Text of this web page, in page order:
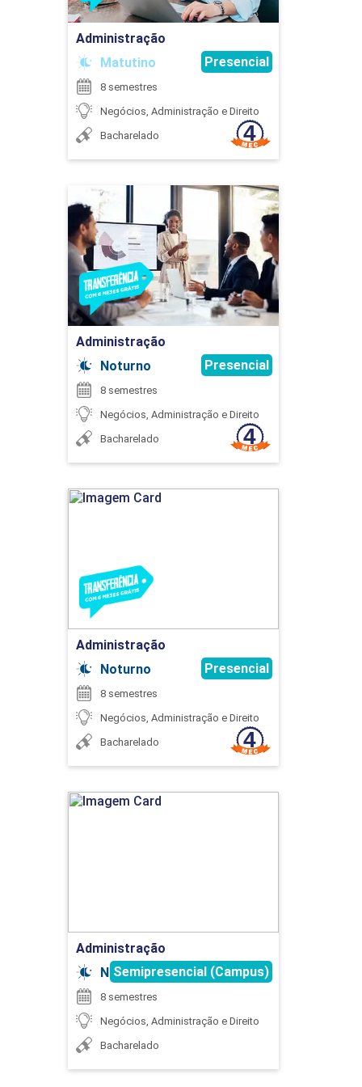
LOGÍSTICA
30
CONTABILIDADE GERENCIAL E ANÁLISE
DE CUSTOS
ENGENHARIA DA QUALIDADE
30
ESTATÍSTICA APLICADA
ROBERTO DONIZETE DE ABREU
Administração
Matutino
Presencial
8 semestres
Negócios, Administração e Direito
Bacharelado
Administração
Noturno
Presencial
8 semestres
Negócios, Administração e Direito
Bacharelado
Administração
Detalhes do curso
Ir para Inscrição
Administração
Noturno
Presencial
8 semestres
Negócios, Administração e Direito
Bacharelado
Ir para Inscrição
Administração
Noturno
Semipresencial (Campus)
8 semestres
Negócios, Administração e Direito
Bacharelado